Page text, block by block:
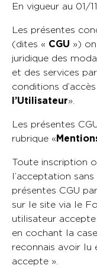
En vigueur au 01/
Les présentes
(dites « CGU »)
juridique des
et des services
conditions
l’Utilisateur».
Les présentes
rubrique «
Toute inscription
l’acceptation
présentes CGU
sur le site via le
utilisateur
en cochant la
reconnais avoir lu
accepte ».